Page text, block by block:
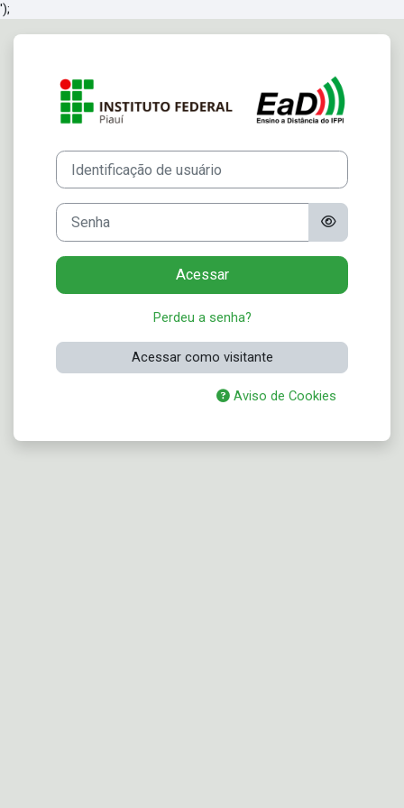
');
Acesso a
Identificação de usuário
Senha
Acessar
Perdeu a senha?
Acessar como visitante
Aviso de Cookies